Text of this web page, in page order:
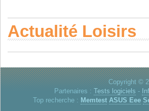
Actualité Loisirs
Copyright ©
Partenaires : Tests logiciels -
Top recherche : Memtest ASUS Eee